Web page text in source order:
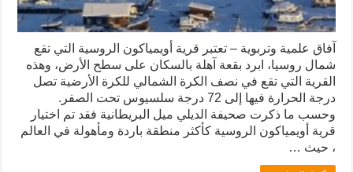
آفاق علمية وتربوية – تعتبر قرية أويمياكون الروسية التي تقع
شمال روسيا، ابرد بقعة آهلة بالسكان على سطح الأرض، وهذه
القرية التي تقع في نصف الكرة الشمالي للكرة الأرضية تصل
درجة الحرارة فيها إلى 72 درجة سلسيوس تحت الصفر.
وحسب ما ذكرت صحيفة الديلي ميل البريطانية فقد تم اختيار
قرية أويمياكون الروسية كأكثر منطقة باردة ومأهولة في العالم
، حيث …